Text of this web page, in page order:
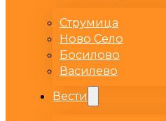
Струмица
Ново Село
Босилово
Василево
Вести